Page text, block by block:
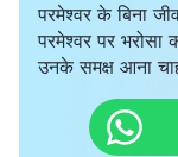
परमेश्वर के बिना
परमेश्वर पर
उनके समक्ष आना